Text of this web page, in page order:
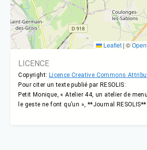
Leaflet | ©
LICENCE
Copyright: Licence Creative Commons
Pour citer un texte publié par RESOLIS:
Petit Monique, « Atelier 44, un atelier de
le geste ne font qu’un », **Journal RESOLIS**